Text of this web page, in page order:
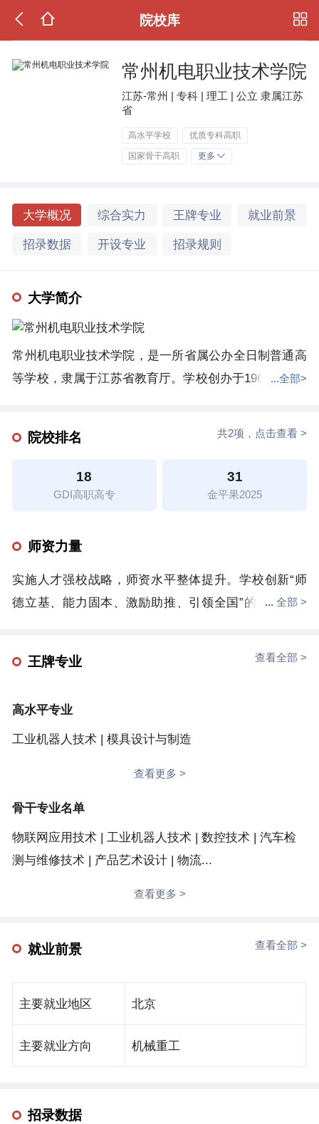
院校库
常州机电职业技术学院
江苏-常州 | 专科 | 理工 | 公立 隶属江苏
省
高水平学校 优质专科高职
国家骨干高职 更多
大学概况 综合实力 王牌专业 就业前景
招录数据 开设专业 招录规则
大学简介
常州机电职业技术学院，是一所省属公办全日制普通高
等学校，隶属于江苏省教育厅。学校创办于1963年，原
院校，2015年通过教育部第二轮人才培养工作评估，
2018年获批为江苏省高水平高职院校，2019年获批为中
国特色高水平高职学校建设单位，2022年在“双高计
江河万里有源，常州机电职业技术学院60载风雨兼
以“知行并进”为校训，始终坚持“一德一心、责先利后、
砥砺琢磨、勇争一流”的学校精神，坚持“以人为本、崇
爱生 言传 身教”的教风、“谦虚 好学 严谨 创新”的学
50强、产教融合50强、国际影响力50强，入选全国高职
院校服务贡献典型学校、教师发展指数优秀院校、学生
发展指数优秀院校，获第七届黄炎培职业教育奖“优秀
主席胡锦涛，时任中共中央政治局委员、国务委员刘延
东，时任全国人大常委会副委员长、两院院士路甬祥，
时任教育部部长周济，时任教育部部长陈宝生等领导先
2005年起开展ISO9001质量管理体系贯标认证工作。设
工程学院、信息工程学院、经济管理学院、创意设计学
对接谱系，对接区域智能制造产业链，覆盖品牌与创
专业群，形成智能制造专业集群，其中有国家级重点建
...全部>
院校排名 共2项，点击查看 >
18
GDI高职高专
31
金平果2025
师资力量
实施人才强校战略，师资水平整体提升。学校创新“师
德立基、能力固本、激励助推、引领全国”的教师队伍
等三项计划，分类分级培育工匠型教师；实施以分类管
价新模式；创建“4211”教师发展平台，搭建校际、校
行、校企间常态化的教师高端交流学习机制。学校现有
个，国家级职业教育教师教学创新团队2个，国家级课
程思政教学团队1个，国家“万人计划”教学名师1人，教
育部新时代职业教育名师培养对象1人，全国五一劳动
3人，教育部课程思政教学名师6人，教育部职业院校教
省级职业教育教师教学创新团队3个，省职业教育“双师
人12人、优秀青年骨干教师42人，省级教学名师4人，
... 全部 >
王牌专业 查看全部 >
高水平专业
工业机器人技术 | 模具设计与制造
查看更多 >
骨干专业名单
物联网应用技术 | 工业机器人技术 | 数控技术 | 汽车检
测与维修技术 | 产品艺术设计 | 物流...
查看更多 >
就业前景 查看全部 >
主要就业地区 北京
主要就业方向 机械重工
招录数据